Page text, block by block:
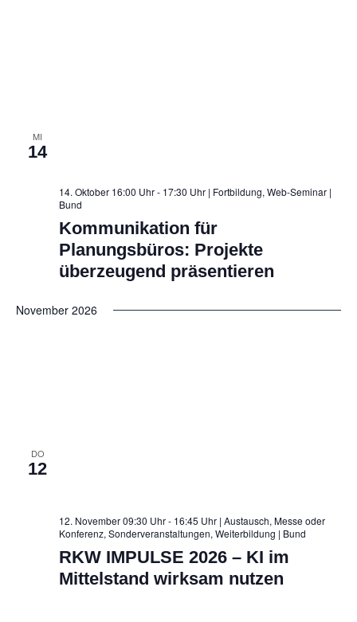
MI
14
14. Oktober 16:00 Uhr - 17:30 Uhr | Fortbildung, Web-Seminar |
Bund
Kommunikation für
Planungsbüros: Projekte
überzeugend präsentieren
November 2026
DO
12
12. November 09:30 Uhr - 16:45 Uhr | Austausch, Messe oder
Konferenz, Sonderveranstaltungen, Weiterbildung | Bund
RKW IMPULSE 2026 – KI im
Mittelstand wirksam nutzen